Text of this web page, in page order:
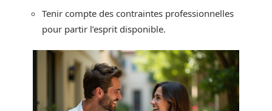
Tenir compte des contraintes professionnelles
pour partir l’esprit disponible.